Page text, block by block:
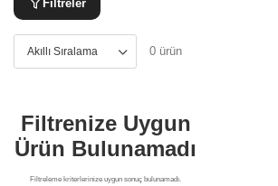
Filtreler
0 ürün